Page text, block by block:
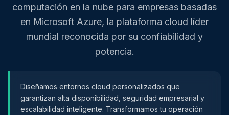
computación en la nube para empresas basadas
en Microsoft Azure, la plataforma cloud líder
mundial reconocida por su confiabilidad y
potencia.
Diseñamos entornos cloud personalizados que
garantizan alta disponibilidad, seguridad empresarial y
escalabilidad inteligente. Transformamos tu operación